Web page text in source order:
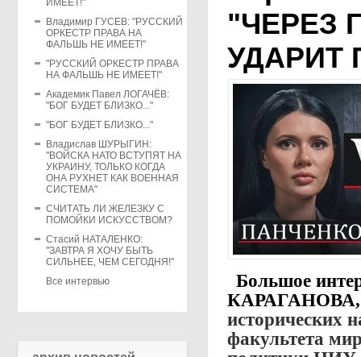
ИМЕЕТ!"
Владимир ГУСЕВ: "РУССКИЙ
ОРКЕСТР ПРАВА НА
ФАЛЬШЬ НЕ ИМЕЕТ!"
"РУССКИЙ ОРКЕСТР ПРАВА
НА ФАЛЬШЬ НЕ ИМЕЕТ!"
Академик Павел ЛОГАЧЁВ:
"БОГ БУДЕТ БЛИЗКО..."
"БОГ БУДЕТ БЛИЗКО..."
Владислав ШУРЫГИН:
"ВОЙСКА НАТО ВСТУПЯТ НА
УКРАИНУ, ТОЛЬКО КОГДА
ОНА РУХНЕТ КАК ВОЕННАЯ
СИСТЕМА"
СЧИТАТЬ ЛИ ЖЕЛЕЗКУ С
ПОМОЙКИ ИСКУССТВОМ?
Стасий НАТАЛЕНКО:
"ЗАВТРА Я ХОЧУ БЫТЬ
СИЛЬНЕЕ, ЧЕМ СЕГОДНЯ!"
Все интервью
"ЧЕРЕЗ
УДАРИТ
Большое
исторических
факультета